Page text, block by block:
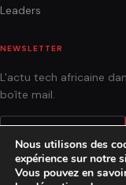
Leaders
NEWSLETTER
L'actu tech africaine
boîte mail.
Nous utilisons des
expérience sur notre
Vous pouvez en